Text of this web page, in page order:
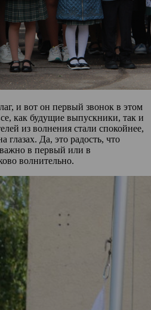
и вот он первый звонок в этом
как будущие выпускники, так и
из волнения стали спокойнее,
глазах. Да, это радость, что
в первый или в
волнительно.